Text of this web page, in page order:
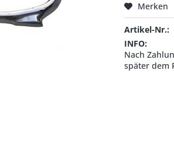
Merken
Artikel-Nr.:
INFO:
Nach
später dem